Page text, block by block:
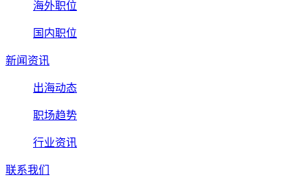
海外职位
国内职位
新闻资讯
出海动态
职场趋势
行业资讯
联系我们